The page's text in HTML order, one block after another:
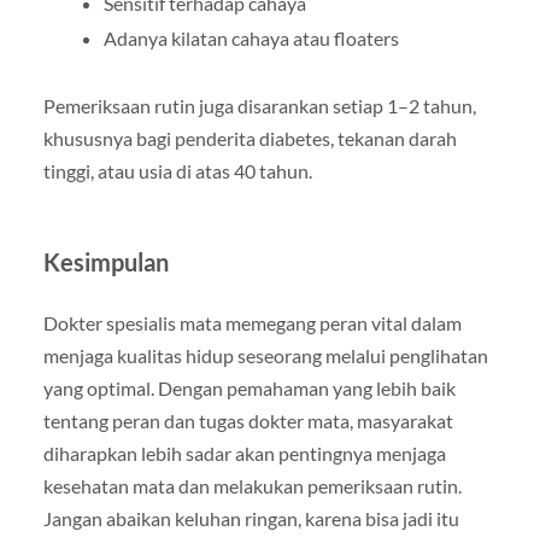
Adanya kilatan cahaya atau floaters
Pemeriksaan rutin juga disarankan setiap 1–2 tahun,
khususnya bagi penderita diabetes, tekanan darah
tinggi, atau usia di atas 40 tahun.
Kesimpulan
Dokter spesialis mata memegang peran vital dalam
menjaga kualitas hidup seseorang melalui penglihatan
yang optimal. Dengan pemahaman yang lebih baik
tentang peran dan tugas dokter mata, masyarakat
diharapkan lebih sadar akan pentingnya menjaga
kesehatan mata dan melakukan pemeriksaan rutin.
Jangan abaikan keluhan ringan, karena bisa jadi itu